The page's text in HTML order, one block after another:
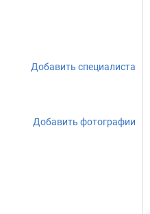
Добавить специалиста
Добавить фотографии